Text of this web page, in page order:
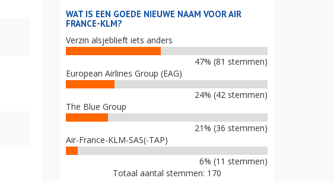
WAT IS EEN GOEDE NIEUWE NAAM VOOR AIR
FRANCE-KLM?
Verzin alsjeblieft iets anders
47% (81 stemmen)
European Airlines Group (EAG)
24% (42 stemmen)
The Blue Group
21% (36 stemmen)
Air-France-KLM-SAS(-TAP)
6% (11 stemmen)
Totaal aantal stemmen: 170